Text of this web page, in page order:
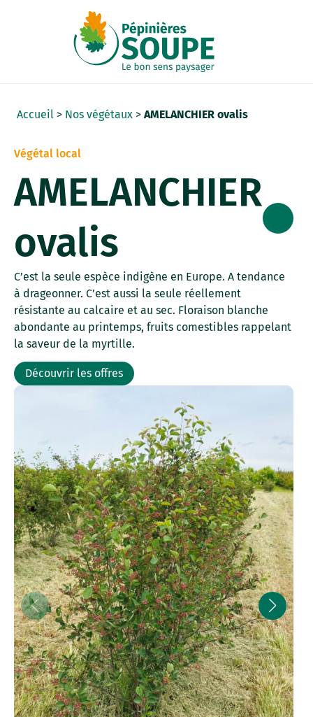
Accueil > Nos végétaux >AMELANCHIER ovalis
Végétal local
AMELANCHIER
ovalis
C’est la seule espèce indigène en Europe. A tendance
à drageonner. C’est aussi la seule réellement
résistante au calcaire et au sec. Floraison blanche
abondante au printemps, fruits comestibles rappelant
la saveur de la myrtille.
Découvrir les offres